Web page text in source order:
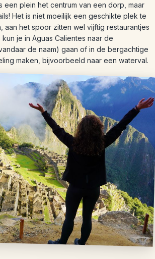
een plein het centrum van een dorp, maar
Het is niet moeilijk een geschikte plek te
aan het spoor zitten wel vijftig restaurantjes
kun je in Aguas Calientes naar de
de naam) gaan of in de bergachtige
maken, bijvoorbeeld naar een waterval.